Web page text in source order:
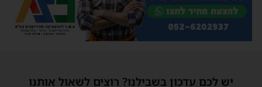
יש לכם עדכון בשבילנו? רוצים לשאול אותנו